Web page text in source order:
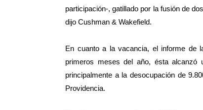
participación-, gatillado por la fusión de
dijo Cushman & Wakefield.
En cuanto a la vacancia, el informe de
primeros meses del año, ésta alcanzó
principalmente a la desocupación de
Providencia.